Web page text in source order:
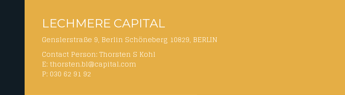
LECHMERE CAPITAL
Genslerstraße 9, Berlin Schöneberg 10829, BERLIN
Contact Person: Thorsten S Kohl
E: thorsten.bl@capital.com
P: 030 62 91 92